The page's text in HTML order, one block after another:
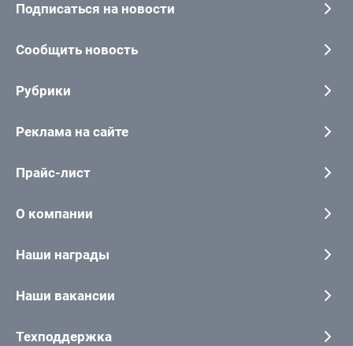
Подписаться на новости
Сообщить новость
Рубрики
Реклама на сайте
Прайс-лист
О компании
Наши награды
Наши вакансии
Техподдержка